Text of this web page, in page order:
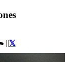
||